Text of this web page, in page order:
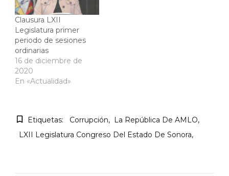
Clausura LXII
Legislatura primer
periodo de sesiones
ordinarias
16 de diciembre de
2020
En «Actualidad»
Etiquetas: Corrupción
La República De AMLO
LXII Legislatura Congreso Del Estado De Sonora